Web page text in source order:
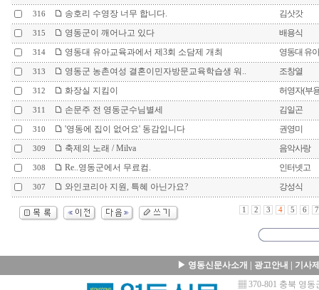
316 송호리 수영장 너무 합니다. 김삿갓
315 영동군이 깨어나고 있다 배용식
314 영동대 유아교육과에서 제3회 소담제 개최 영동대 유아
313 영동군 농촌여성 결혼이민자방문교육학습생 워.. 조창열
312 화장실 지킴이 허영자(부
311 손문주 전 영동군수님별세 김일곤
310 '영동에 집이 없어요' 동감입니다 권영미
309 축제의 노래 / Milva 음악사랑
308 Re..영동군에서 무료컴. 인터넷고
307 와인코리아 지원, 특혜 아닌가요? 강성식
1 2 3 4 5 6 7
▶ 영동신문사소개 광고안내
기사
▦ 370-801 충북 영